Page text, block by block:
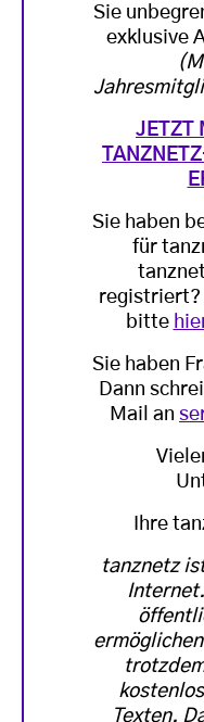
Sie
exklusive
JETZT
Sie haben
für
registriert?
bitte
Sie haben
Dann
Mail an
Ihre
tanznetz
Texten.